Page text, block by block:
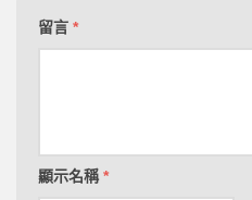
留言 *
顯示名稱*